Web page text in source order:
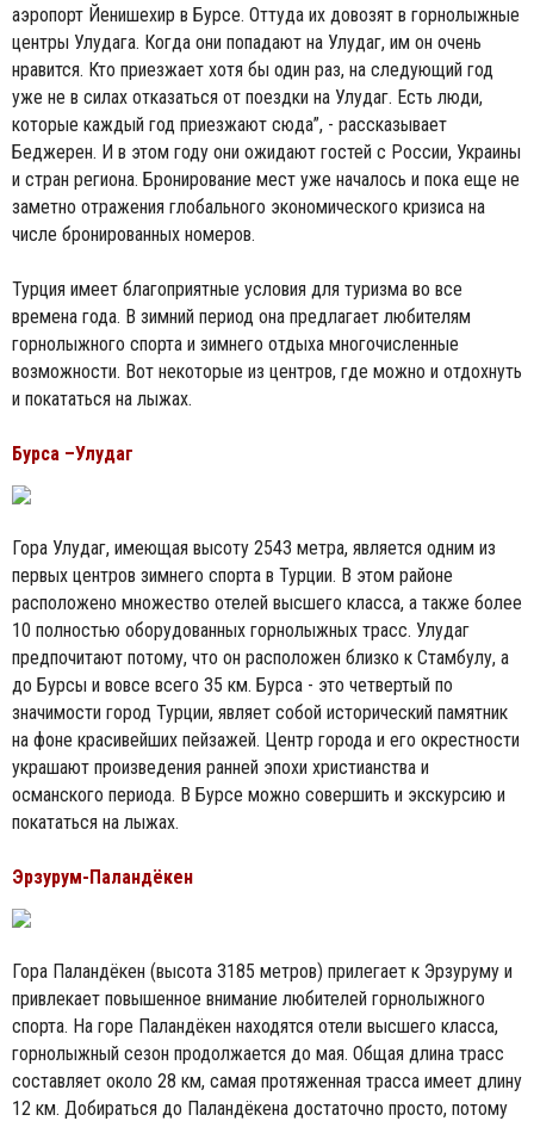
аэропорт Йенишехир в Бурсе. Оттуда их довозят в горнолыжные
центры Улудага. Когда они попадают на Улудаг, им он очень
нравится. Кто приезжает хотя бы один раз, на следующий год
уже не в силах отказаться от поездки на Улудаг. Есть люди,
которые каждый год приезжают сюда”, - рассказывает
Беджерен. И в этом году они ожидают гостей с России, Украины
и стран региона. Бронирование мест уже началось и пока еще не
заметно отражения глобального экономического кризиса на
числе бронированных номеров.
Турция имеет благоприятные условия для туризма во все
времена года. В зимний период она предлагает любителям
горнолыжного спорта и зимнего отдыха многочисленные
возможности. Вот некоторые из центров, где можно и отдохнуть
и покататься на лыжах.
Бурса –Улудаг
Гора Улудаг, имеющая высоту 2543 метра, является одним из
первых центров зимнего спорта в Турции. В этом районе
расположено множество отелей высшего класса, а также более
10 полностью оборудованных горнолыжных трасс. Улудаг
предпочитают потому, что он расположен близко к Стамбулу, а
до Бурсы и вовсе всего 35 км. Бурса - это четвертый по
значимости город Турции, являет собой исторический памятник
на фоне красивейших пейзажей. Центр города и его окрестности
украшают произведения ранней эпохи христианства и
османского периода. В Бурсе можно совершить и экскурсию и
покататься на лыжах.
Эрзурум-Паландёкен
Гора Паландёкен (высота 3185 метров) прилегает к Эрзуруму и
привлекает повышенное внимание любителей горнолыжного
спорта. На горе Паландёкен находятся отели высшего класса,
горнолыжный сезон продолжается до мая. Общая длина трасс
составляет около 28 км, самая протяженная трасса имеет длину
12 км. Добираться до Паландёкена достаточно просто, потому